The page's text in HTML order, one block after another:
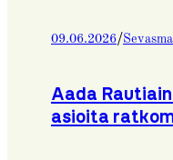
09.06.2026/
Aada
asioita